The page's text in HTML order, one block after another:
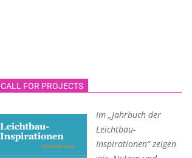
CALL FOR PROJECTS
Im „Jahrbuch der
Leichtbau-
Inspirationen“ zeigen